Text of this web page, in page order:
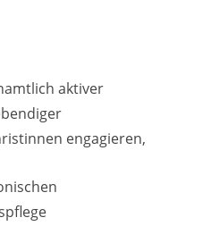
aktiver
engagieren,